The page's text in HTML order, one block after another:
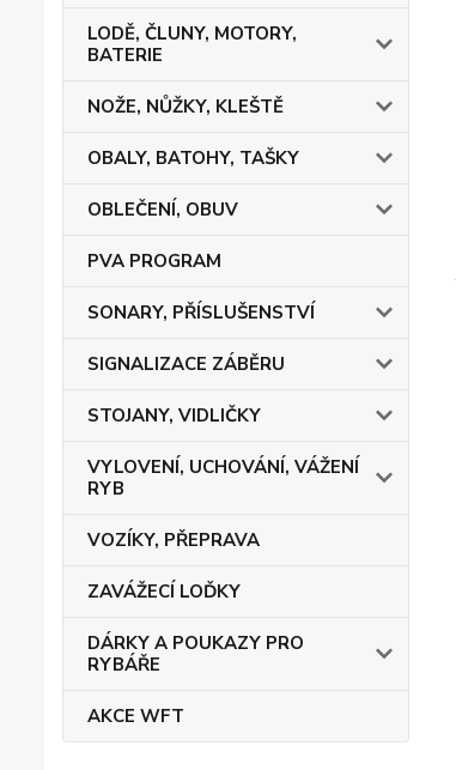
LODĚ, ČLUNY, MOTORY,
BATERIE
NOŽE, NŮŽKY, KLEŠTĚ
OBALY, BATOHY, TAŠKY
OBLEČENÍ, OBUV
PVA PROGRAM
SONARY, PŘÍSLUŠENSTVÍ
SIGNALIZACE ZÁBĚRU
STOJANY, VIDLIČKY
VYLOVENÍ, UCHOVÁNÍ, VÁŽENÍ
RYB
VOZÍKY, PŘEPRAVA
ZAVÁŽECÍ LOĎKY
DÁRKY A POUKAZY PRO
RYBÁŘE
AKCE WFT